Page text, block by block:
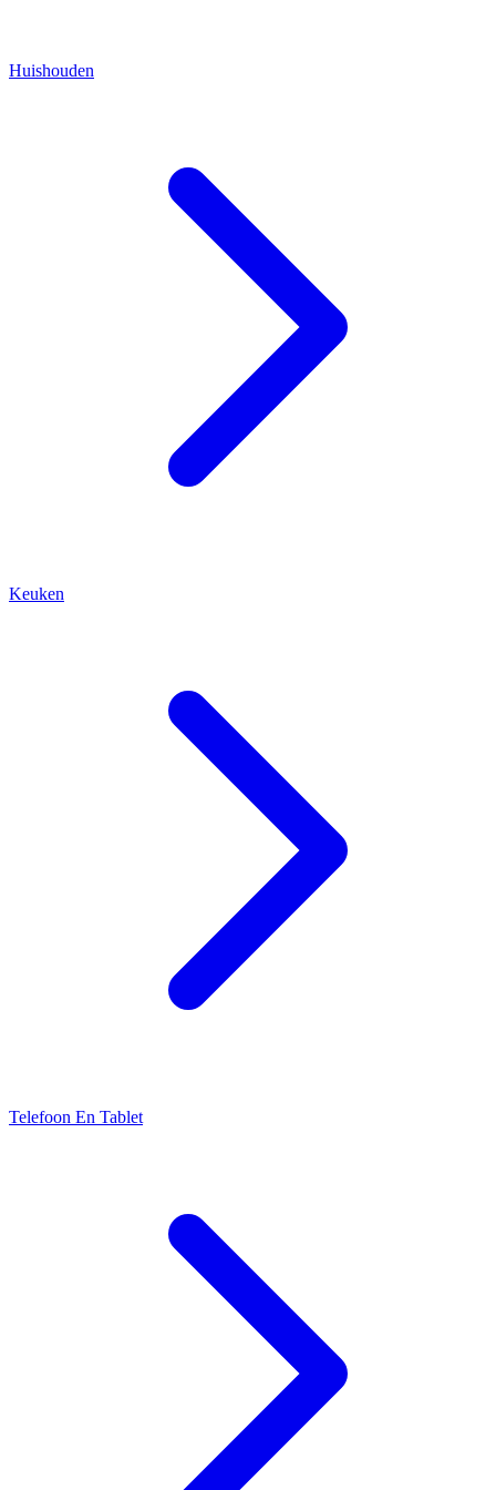
Huishouden
Keuken
Telefoon En Tablet